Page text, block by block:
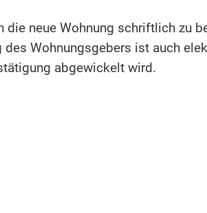
die neue Wohnung schriftlich zu
Wohnungsgebers ist auch
abgewickelt wird.